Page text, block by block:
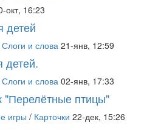
окт, 16:23
детей
Слоги и слова 21-янв, 12:59
детей.
Слоги и слова 02-янв, 17:33
"Перелётные птицы"
игры / Карточки 22-дек, 15:26